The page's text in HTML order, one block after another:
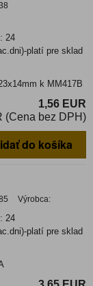
24
platí pre sklad
k MM417B
1,56 EUR
(Cena bez DPH)
do košíka
Výrobca:
24
platí pre sklad